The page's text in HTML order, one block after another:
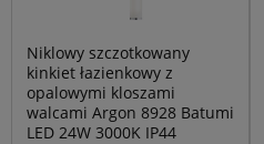
Niklowy szczotkowany
kinkiet łazienkowy z
opalowymi kloszami
walcami Argon 8928 Batumi
LED 24W 3000K IP44